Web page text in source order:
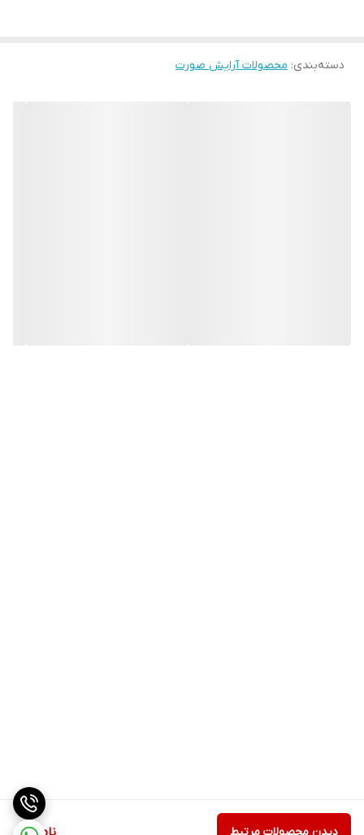
• ماندگاری بالا تا 30 ساعت
دسته‌بندی: محصولات آرایش صورت